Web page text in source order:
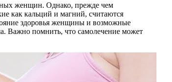
женщин. Однако, прежде чем
как кальций и магний, считаются
здоровья женщины и возможные
Важно помнить, что самолечение может